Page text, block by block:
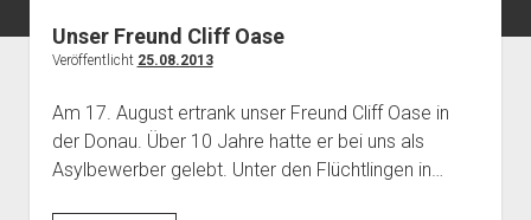
Unser Freund Cliff Oase
Veröffentlicht 25.08.2013
Am 17. August ertrank unser Freund Cliff Oase in
der Donau. Über 10 Jahre hatte er bei uns als
Asylbewerber gelebt. Unter den Flüchtlingen in…